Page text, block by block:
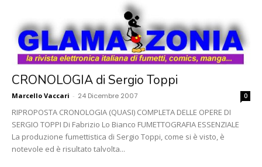
CRONOLOGIA di Sergio Toppi
Marcello Vaccari - 24 Dicembre 2007 0
RIPROPOSTA CRONOLOGIA (QUASI) COMPLETA DELLE OPERE DI
SERGIO TOPPI Di Fabrizio Lo Bianco FUMETTOGRAFIA ESSENZIALE
La produzione fumettistica di Sergio Toppi, come si è visto, è
notevole ed è risultato talvolta...